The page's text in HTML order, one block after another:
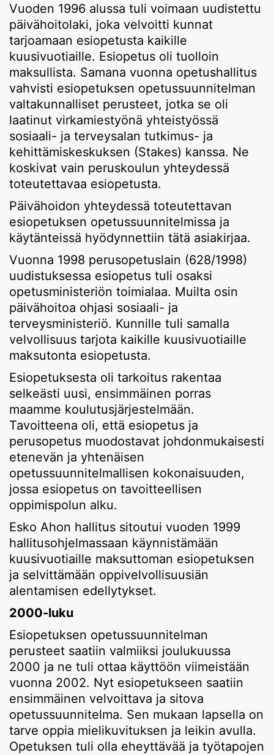
Vuoden 1996 alussa tuli voimaan uudistettu
päivähoitolaki, joka velvoitti kunnat
tarjoamaan esiopetusta kaikille
kuusivuotiaille. Esiopetus oli tuolloin
maksullista. Samana vuonna opetushallitus
vahvisti esiopetuksen opetussuunnitelman
valtakunnalliset perusteet, jotka se oli
laatinut virkamiestyönä yhteistyössä
sosiaali- ja terveysalan tutkimus- ja
kehittämiskeskuksen (Stakes) kanssa. Ne
koskivat vain peruskoulun yhteydessä
toteutettavaa esiopetusta.
Päivähoidon yhteydessä toteutettavan
esiopetuksen opetussuunnitelmissa ja
käytänteissä hyödynnettiin tätä asiakirjaa.
Vuonna 1998 perusopetuslain (628/1998)
uudistuksessa esiopetus tuli osaksi
opetusministeriön toimialaa. Muilta osin
päivähoitoa ohjasi sosiaali- ja
terveysministeriö. Kunnille tuli samalla
velvollisuus tarjota kaikille kuusivuotiaille
maksutonta esiopetusta.
Esiopetuksesta oli tarkoitus rakentaa
selkeästi uusi, ensimmäinen porras
maamme koulutusjärjestelmään.
Tavoitteena oli, että esiopetus ja
perusopetus muodostavat johdonmukaisesti
etenevän ja yhtenäisen
opetussuunnitelmallisen kokonaisuuden,
jossa esiopetus on tavoitteellisen
oppimispolun alku.
Esko Ahon hallitus sitoutui vuoden 1999
hallitusohjelmassaan käynnistämään
kuusivuotiaille maksuttoman esiopetuksen
ja selvittämään oppivelvollisuusiän
alentamisen edellytykset.
2000-luku
Esiopetuksen opetussuunnitelman
perusteet saatiin valmiiksi joulukuussa
2000 ja ne tuli ottaa käyttöön viimeistään
vuonna 2002. Nyt esiopetukseen saatiin
ensimmäinen velvoittava ja sitova
opetussuunnitelma. Sen mukaan lapsella on
tarve oppia mielikuvituksen ja leikin avulla.
Opetuksen tuli olla eheyttävää ja työtapojen